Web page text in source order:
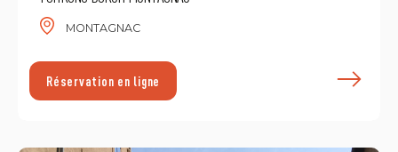
MONTAGNAC
Réservation en ligne